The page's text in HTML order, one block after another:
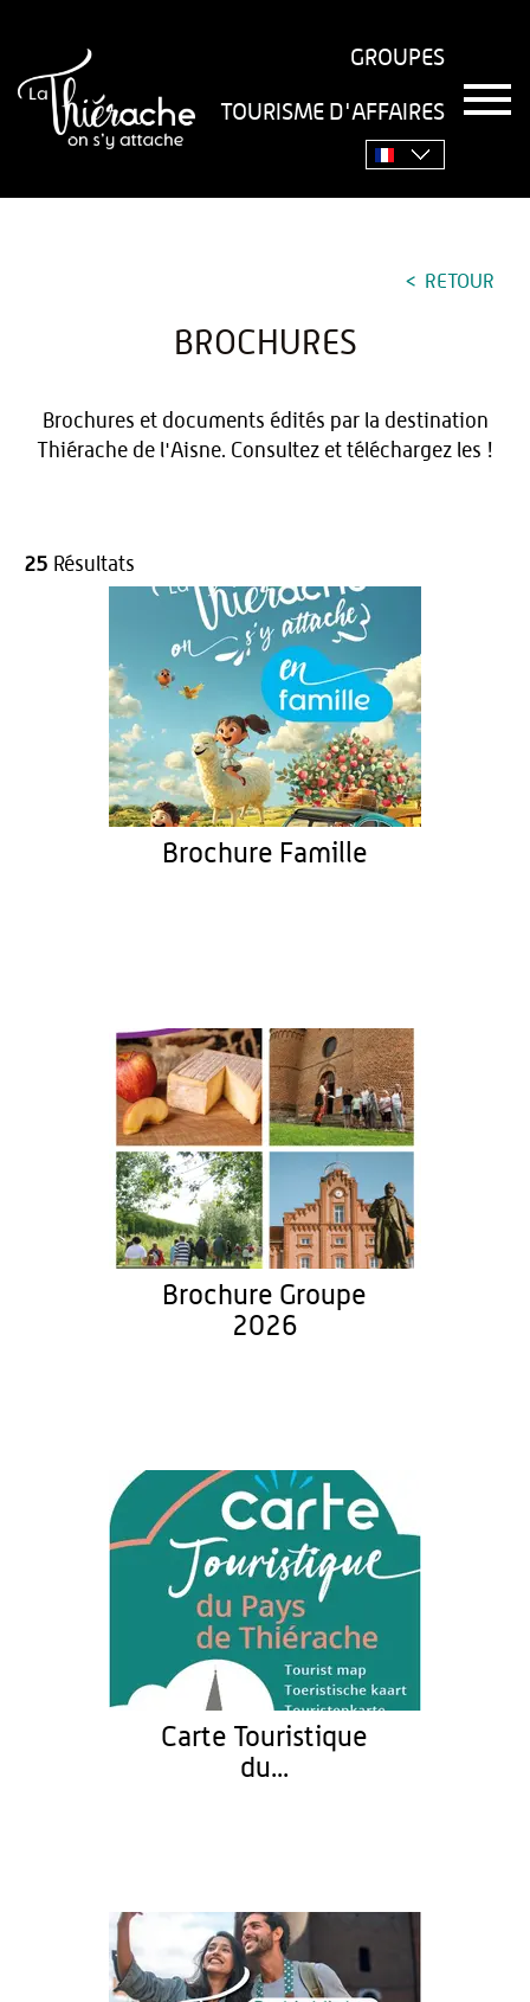
GROUPES
TOURISME D'AFFAIRES
T
o
v
o
n
Accueil› Pratique›
RETOUR
BROCHURES
Brochures et documents édités par la destination
Thiérache de l'Aisne. Consultez et téléchargez les !
25 Résultats
Brochure Famille
Brochure Groupe
2026
Carte Touristique
du...